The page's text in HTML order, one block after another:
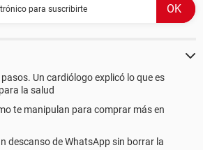
Un cardiólogo explicó lo que es
la salud
te manipulan para comprar más en
descanso de WhatsApp sin borrar la